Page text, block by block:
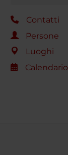
Contatti
Persone
Luoghi
Calendario